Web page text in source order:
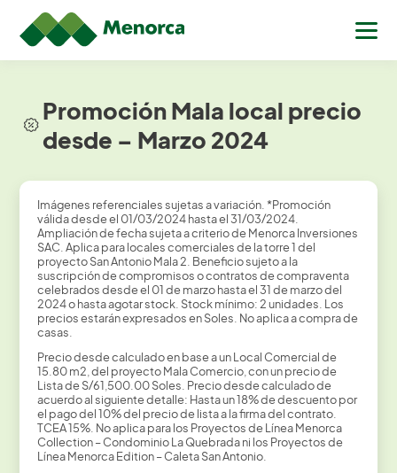
Promoción Mala local precio
desde – Marzo 2024
Imágenes referenciales sujetas a variación. *Promoción
válida desde el 01/03/2024 hasta el 31/03/2024.
Ampliación de fecha sujeta a criterio de Menorca Inversiones
SAC. Aplica para locales comerciales de la torre 1 del
proyecto San Antonio Mala 2. Beneficio sujeto a la
suscripción de compromisos o contratos de compraventa
celebrados desde el 01 de marzo hasta el 31 de marzo del
2024 o hasta agotar stock. Stock mínimo: 2 unidades. Los
precios estarán expresados en Soles. No aplica a compra de
casas.
Precio desde calculado en base a un Local Comercial de
15.80 m2, del proyecto Mala Comercio, con un precio de
Lista de S/61,500.00 Soles. Precio desde calculado de
acuerdo al siguiente detalle: Hasta un 18% de descuento por
el pago del 10% del precio de lista a la firma del contrato.
TCEA 15%. No aplica para los Proyectos de Línea Menorca
Collection – Condominio La Quebrada ni los Proyectos de
Línea Menorca Edition – Caleta San Antonio.